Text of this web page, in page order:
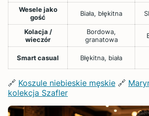
Wesele jako
gość
Biała, błękitna
Kolacja /
wieczór
Bordowa,
granatowa
Smart casual Błękitna, biała
🔗 Koszule niebieskie męskie 🔗
kolekcja Szafler